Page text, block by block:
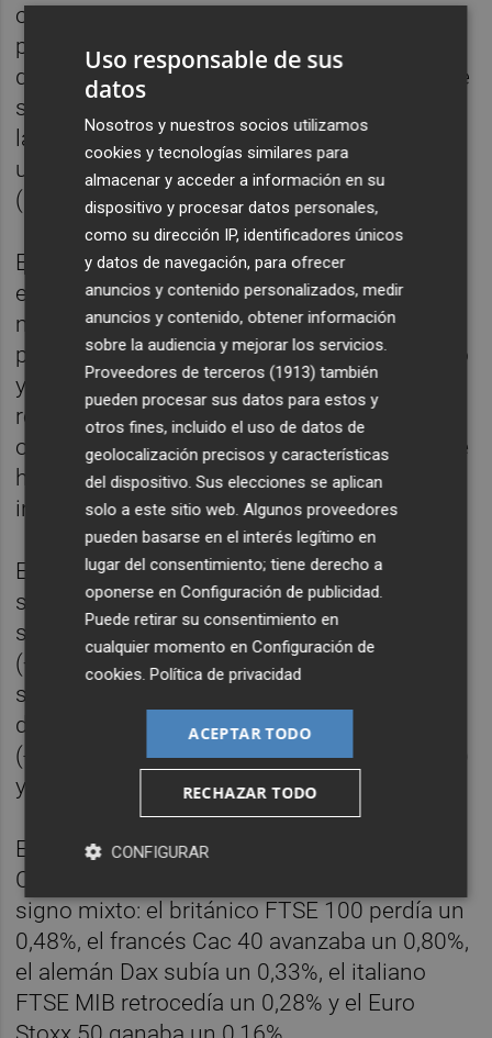
ofrecerá en su inminente salto al parqué
para levantar unos 75.000 millones de
dólares (64.588 millones de euros) en lo que
será la mayor Oferta Pública Inicial (OPI) de
la historia, otorgando a la firma aeroespacial
una valoración de 1,77 billones de dólares
(1,53 billones de euros).
En el ámbito 'macro', el Tesoro Público
español ha adjudicado este jueves 5.565
millones de euros, en el rango medio
previsto, en bonos y obligaciones del Estado
y lo ha hecho a tipos más altos en todas las
referencias, salvo en el caso de las
obligaciones del Estado a 15 años, donde se
ha moderado la rentabilidad ofrecida a los
inversores.
En este contexto, Amadeus lideraba las
subidas en la media sesión (+2,73%),
seguido de Inditex (+2,10%), Redeia
(+1,50%), Aena (+1,49%) y Puig (+1,45%). De
su lado, Acciona Energía encabezaba los
descensos (-1,31%), seguido de Repsol
(-1,24%), Colonial (-0,97%), Acerinox (-0,86%)
y Acciona (-0,33%).
El resto de las principales Bolsas del Viejo
Continente cotizaba a media sesión con
signo mixto: el británico FTSE 100 perdía un
0,48%, el francés Cac 40 avanzaba un 0,80%,
el alemán Dax subía un 0,33%, el italiano
FTSE MIB retrocedía un 0,28% y el Euro
Uso responsable de sus
datos
Nosotros y nuestros socios utilizamos
cookies y tecnologías similares para
almacenar y acceder a información en su
dispositivo y procesar datos personales,
como su dirección IP, identificadores únicos
y datos de navegación, para ofrecer
anuncios y contenido personalizados, medir
anuncios y contenido, obtener información
sobre la audiencia y mejorar los servicios.
Proveedores de terceros (1913) también
pueden procesar sus datos para estos y
otros fines, incluido el uso de datos de
geolocalización precisos y características
del dispositivo. Sus elecciones se aplican
solo a este sitio web. Algunos proveedores
pueden basarse en el interés legítimo en
lugar del consentimiento; tiene derecho a
oponerse enConfiguración de publicidad.
Puede retirar su consentimiento en
cualquier momento enConfiguración de
cookies.Política de privacidad
ACEPTAR TODO
RECHAZAR TODO
CONFIGURAR